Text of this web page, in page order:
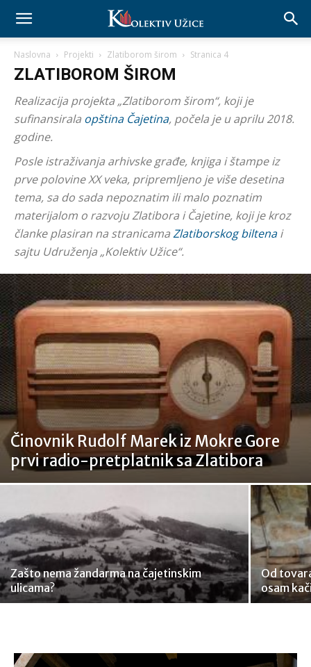
Naslovna Projekti Zlatiborom širom Stranica 4
ZLATIBOROM ŠIROM
Realizacija projekta „Zlatiborom širom“, koji je
sufinansirala opština Čajetina, počela je u aprilu 2018.
godine.
Posle istraživanja arhivske građe, knjiga i štampe iz
prve polovine XX veka, pripremljeno je više desetina
tema, sa do sada nepoznatim ili malo poznatim
materijalom o razvoju Zlatibora i Čajetine, koji je kroz
članke plasiran na stranicamaZlatiborskog biltenai
sajtu Udruženja „Kolektiv Užice“.
Činovnik Rudolf Marek iz Mokre Gore
prvi radio-pretplatnik sa Zlatibora
Zašto nema žandarma na čajetinskim
ulicama?
Od
osam